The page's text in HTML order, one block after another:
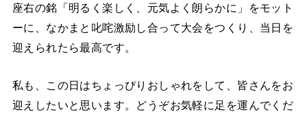
座右の銘「明るく楽しく、元気よく朗らかに」をモット
ーに、なかまと叱咤激励し合って大会をつくり、当日を
迎えられたら最高です。
私も、この日はちょっぴりおしゃれをして、皆さんをお
迎えしたいと思います。どうぞお気軽に足を運んでくだ